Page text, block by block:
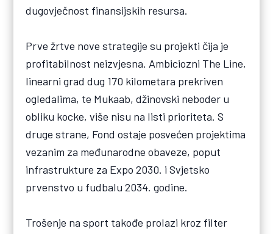
dugovječnost finansijskih resursa.
Prve žrtve nove strategije su projekti čija je
profitabilnost neizvjesna. Ambiciozni The Line,
linearni grad dug 170 kilometara prekriven
ogledalima, te Mukaab, džinovski neboder u
obliku kocke, više nisu na listi prioriteta. S
druge strane, Fond ostaje posvećen projektima
vezanim za međunarodne obaveze, poput
infrastrukture za Expo 2030. i Svjetsko
prvenstvo u fudbalu 2034. godine.
Trošenje na sport takođe prolazi kroz filter